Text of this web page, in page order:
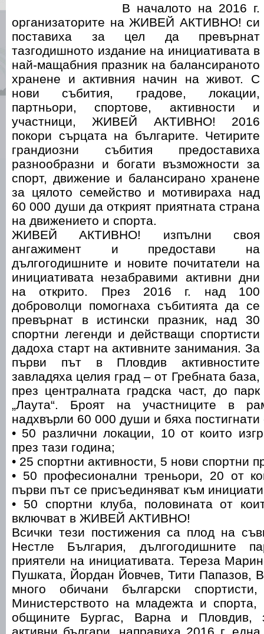
В началото на 2016 г.
организаторите на ЖИВЕЙ АКТИВНО! си
поставиха за цел да превърнат
тазгодишното издание на инициативата в
най-мащабния празник на балансираното
хранене и активния начин на живот. С
нови събития, градове, локации,
партньори, спортове, активности и
участници, ЖИВЕЙ АКТИВНО! 2016
покори сърцата на българите. Четирите
грандиозни събития предоставиха
разнообразни и богати възможности за
спорт, движение и балансирано хранене
за цялото семейство и мотивираха над
60 000 души да открият приятната страна
на движението и спорта.
ЖИВЕЙ АКТИВНО! изпълни своя
ангажимент и предостави на
дългогодишните и новите почитатели на
инициативата незабравими активни дни
на открито. През 2016 г. над 100
доброволци помогнаха събитията да се
превърнат в истински празник, над 30
спортни легенди и действащи спортисти
дадоха старт на активните занимания. За
първи път в Пловдив активностите
завладяха целия град – от Гребната база,
през централната градска част, до парк
„Лаута“. Броят на участниците в
надхвърли 60 000 души и бяха постигнати
• 50 различни локации, 10 от които
през тази година;
• 25 спортни активности, 5 нови спортни
• 50 професионални треньори, 20 от
първи път се присъединяват към
• 50 спортни клуба, половината от
включват в ЖИВЕЙ АКТИВНО!
Всички тези постижения са плод на
Нестле България, дългогодишните
приятели на инициативата. Тереза
Пушката, Йордан Йовчев, Тити Папазов,
много обичани български
Министерството на младежта и
общините Бургас, Варна и Пловдив,
активни българи, направиха 2016 г.